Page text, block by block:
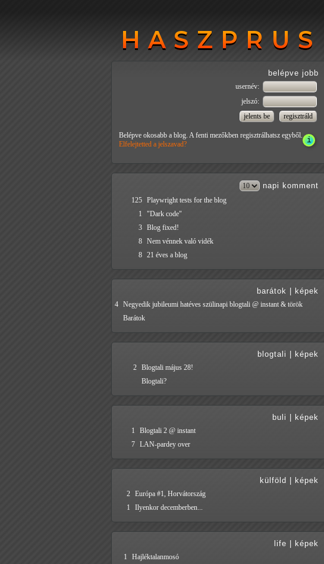
HASZPRUS
HASZPRUS
belépve jobb
usernév:
jelszó:
Belépve okosabb a blog. A fenti mezőkben regisztrálhatsz egyből.
Elfelejtetted a jelszavad?
napi komment
125 Playwright tests for the blog
1
"Dark code"
3 Blog fixed!
8 Nem vénnek való vidék
8 21 éves a blog
barátok képek
4 Negyedik jubileumi hatéves szülinapi blogtali @ instant & török
Barátok
blogtali képek
2 Blogtali május 28!
Blogtali?
buli képek
1
Blogtali 2 @ instant
7 LAN-pardey over
külföld képek
2 Európa #1, Horvátország
1
Ilyenkor decemberben...
life képek
1
Hajléktalanmosó